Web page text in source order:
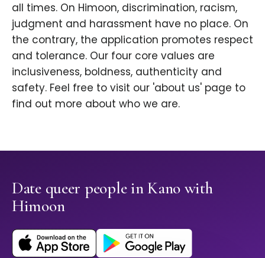
all times. On Himoon, discrimination, racism,
judgment and harassment have no place. On
the contrary, the application promotes respect
and tolerance. Our four core values are
inclusiveness, boldness, authenticity and
safety. Feel free to visit our 'about us' page to
find out more about who we are.
Date queer people in Kano with
Himoon